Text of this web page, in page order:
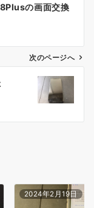
の画面交換
次のページへ
2024年2月19日